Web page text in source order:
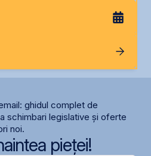
ghidul complet de
schimbari legislative și oferte
noi.
pieței!